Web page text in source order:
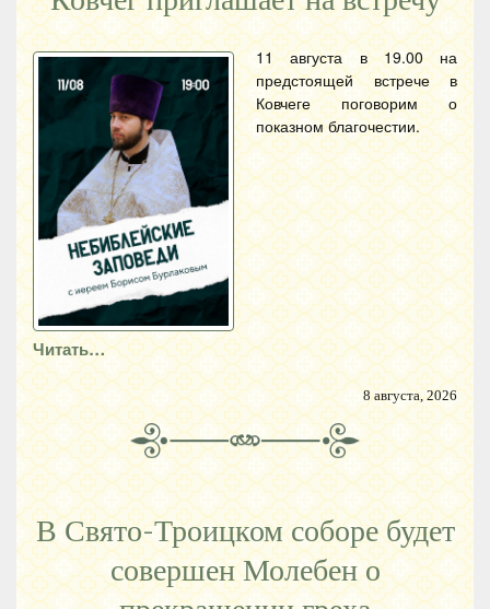
11 августа в 19.00 на
предстоящей встрече в
Ковчеге поговорим о
показном благочестии.
Читать…
8 августа, 2026
В Свято-Троицком соборе будет
совершен Молебен о